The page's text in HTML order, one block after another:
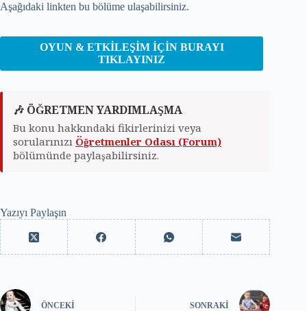
Aşağıdaki linkten bu bölüme ulaşabilirsiniz.
OYUN & ETKİLEŞİM İÇİN BURAYI
TIKLAYINIZ
🎶 ÖĞRETMEN YARDIMLAŞMA
Bu konu hakkındaki fikirlerinizi veya
sorularınızı Öğretmenler Odası (Forum)
bölümünde paylaşabilirsiniz.
Yazıyı Paylaşın
ÖNCEKI SONRAKI